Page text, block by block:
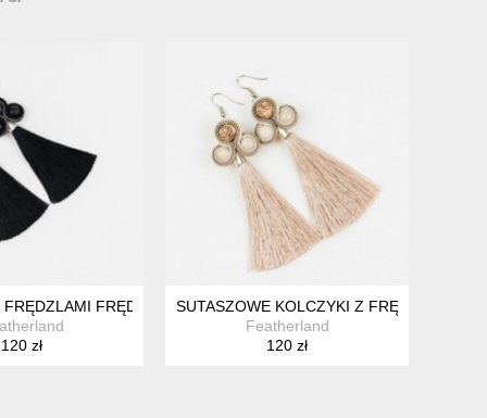
ZIELONE BUTELKOWA ZIELEŃ SUTASZ SOUTACHE BOHO
FRĘDZLE FRĘDZELKI CZARNE DŁUGIE WISZĄCE
120 zł
SUTASZOWE KOLCZYKI Z FRĘDZLAMI.
Featherland
120 zł